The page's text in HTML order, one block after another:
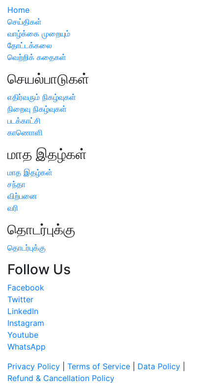
Home
செய்திகள்
வாழ்க்கை முறையும்
தோட்டக்கலை
வெற்றிக் கதைகள்
செயல்பாடுகள்
எதிர்வரும் நிகழ்வுகள்
நிறைவு நிகழ்வுகள்
படக்காட்சி
காணொளி
மாத இதழ்கள்
மாத இதழ்கள்
சந்தா
விற்பனை
வரி
தொடர்புக்கு
தொடர்புக்கு
Follow Us
Facebook
Twitter
LinkedIn
Instagram
Youtube
WhatsApp
Privacy Policy
Terms of Service Data Policy
Refund & Cancellation Policy